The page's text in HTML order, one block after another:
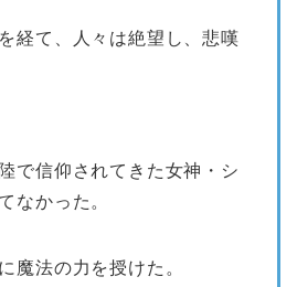
経て、人々は絶望し、悲嘆
で信仰されてきた女神・シ
なかった。
魔法の力を授けた。